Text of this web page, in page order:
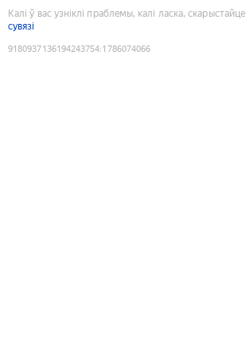
Калі ў вас узніклі праблемы, калі ласка, скарыстайце
сувязі
9180937136194243754:1786074066